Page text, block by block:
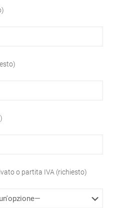
o partita IVA (richiesto)